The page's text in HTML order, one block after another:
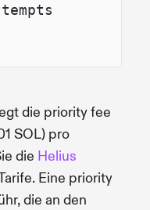
die priority fee
SOL) pro
die Helius
Eine priority
die an den